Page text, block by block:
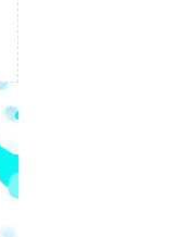
tower removals